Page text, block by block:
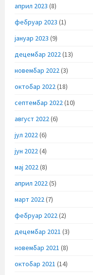
април 2023 (8)
фебруар 2023 (1)
јануар 2023 (9)
децембар 2022(13)
новембар 2022(3)
октобар 2022(18)
септембар 2022(10)
август 2022(6)
јул 2022(6)
јун 2022(4)
мај 2022(8)
април 2022(5)
март 2022(7)
фебруар 2022(2)
децембар 2021 (3)
новембар 2021 (8)
октобар 2021 (14)